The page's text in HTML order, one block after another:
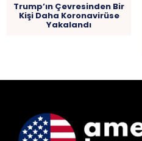
Trump’ın Çevresinden Bir
Kişi Daha Koronavirüse
Yakalandı